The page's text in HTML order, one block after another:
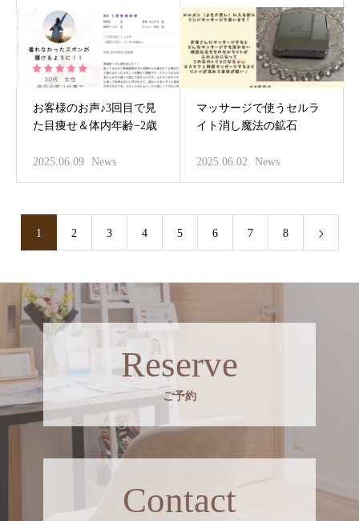
お客様のお声♪3回目で見
た目痩せ＆体内年齢−2歳
2025.06.09 News
マッサージで使うセルラ
イト消し魔法の鉱石
2025.06.02 News
1 2 3 4 5 6 7 8
Reserve
ご予約
Contact